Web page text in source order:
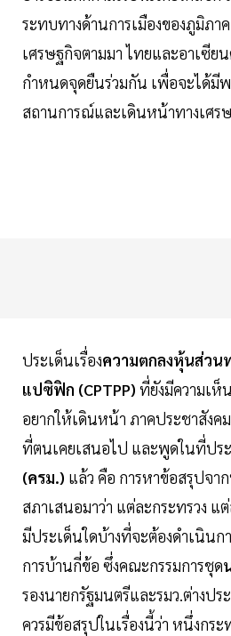
ระทบทางด้านการเมืองของภูมิภา
เศรษฐกิจตามมา ไทยและอาเซีย
กำหนดจุดยืนร่วมกัน เพื่อจะได้มีพ
สถานการณ์และเดินหน้าทางเศร
ประเด็นเรื่องความตกลงหุ้นส่วน
แปซิฟิก (CPTPP) ที่ยังมีความเห็
อยากให้เดินหน้า ภาคประชาสังค
ที่ตนเคยเสนอไป และพูดในที่ปร
(ครม.) แล้ว คือ การหาข้อสรุปจา
สภาเสนอมาว่า แต่ละกระทรวง แ
มีประเด็นใดบ้างที่จะต้องดำเนินก
การบ้านกี่ข้อ ซึ่งคณะกรรมการชุด
รองนายกรัฐมนตรีและรมว.ต่างป
ควรมีข้อสรุปในเรื่องนี้ว่า หนึ่งกร